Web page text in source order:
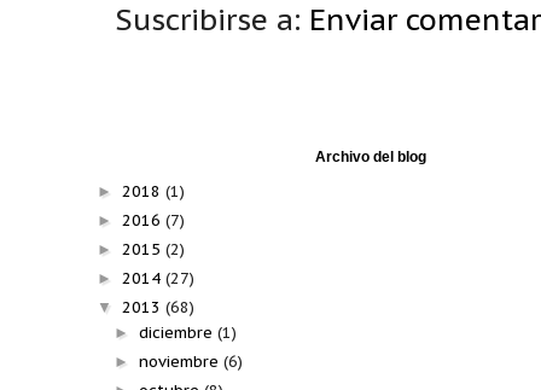
Suscribirse a: Enviar
Archivo del blog
► 2018 (1)
► 2016 (7)
► 2015 (2)
► 2014 (27)
▼ 2013 (68)
►diciembre(1)
►noviembre(6)